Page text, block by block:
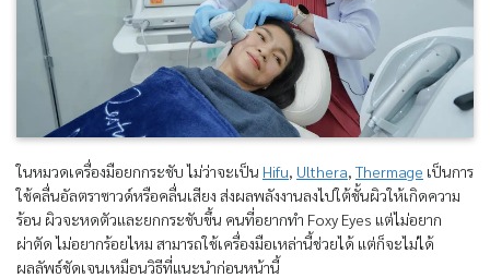
ในหมวดเครื่องมือยกกระชับ ไม่ว่าจะเป็น Hifu Ulthera Thermage เป็นการ
ใช้คลื่นอัลตราซาวด์หรือคลื่นเสียง ส่งผลพลังงานลงไปใต้ชั้นผิวให้เกิดความ
ร้อน ผิวจะหดตัวและยกกระชับขึ้น คนที่อยากทำ Foxy Eyes แต่ไม่อยาก
ผ่าตัด ไม่อยากร้อยไหม สามารถใช้เครื่องมือเหล่านี้ช่วยได้ แต่ก็จะไม่ได้
ผลลัพธ์ชัดเจนเหมือนวิธีที่แนะนำก่อนหน้านี้